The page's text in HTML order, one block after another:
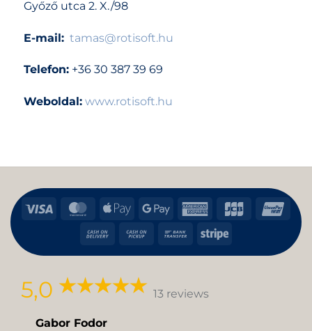
Győző utca 2. X./98
E-mail: tamas@rotisoft.hu
Telefon:+36 30 387 39 69
Weboldal: www.rotisoft.hu
Visa MasterCard
Apple Google American
Express
JCB
Cash
Cash
Bank
Stripe
5,0 13 reviews
Gabor Fodor